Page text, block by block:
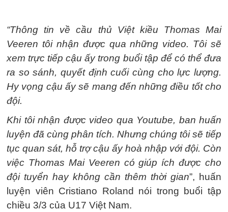
“Thông tin về cầu thủ Việt kiều Thomas Mai
Veeren tôi nhận được qua những video. Tôi sẽ
xem trực tiếp cậu ấy trong buổi tập để có thể đưa
ra so sánh, quyết định cuối cùng cho lực lượng.
Hy vọng cậu ấy sẽ mang đến những điều tốt cho
đội.
Khi tôi nhận được video qua Youtube, ban huấn
luyện đã cùng phân tích. Nhưng chúng tôi sẽ tiếp
tục quan sát, hỗ trợ cậu ấy hoà nhập với đội. Còn
việc Thomas Mai Veeren có giúp ích được cho
đội tuyển hay không cần thêm thời gian”, huấn
luyện viên Cristiano Roland nói trong buổi tập
chiều 3/3 của U17 Việt Nam.